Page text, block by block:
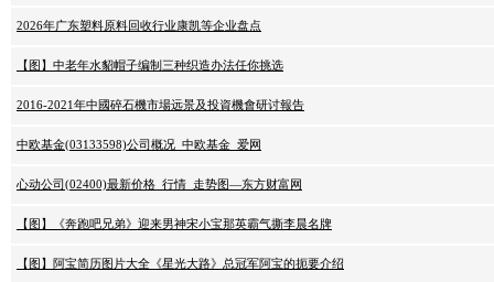
2026年广东塑料原料回收行业康凯等企业盘点
【图】中老年水貂帽子编制三种织造办法任你挑选
2016-2021年中國碎石機市場远景及投資機會研讨報告
中欧基金(03133598)公司概况_中欧基金_爱网
心动公司(02400)最新价格_行情_走势图—东方财富网
【图】《奔跑吧兄弟》迎来男神宋小宝那英霸气撕李晨名牌
【图】阿宝简历图片大全《星光大路》总冠军阿宝的扼要介绍